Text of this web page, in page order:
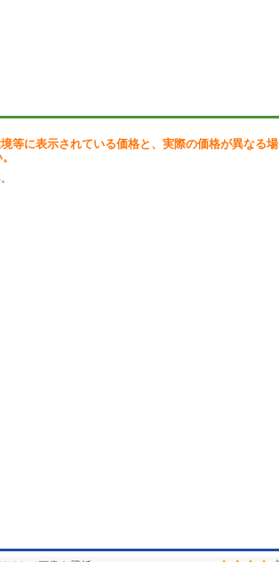
等に表示されている価格と、実際の価格が異なる場